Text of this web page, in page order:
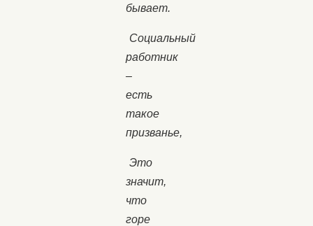
бывает.
Социальный
работник
–
есть
такое
призванье,
Это
значит,
что
горе